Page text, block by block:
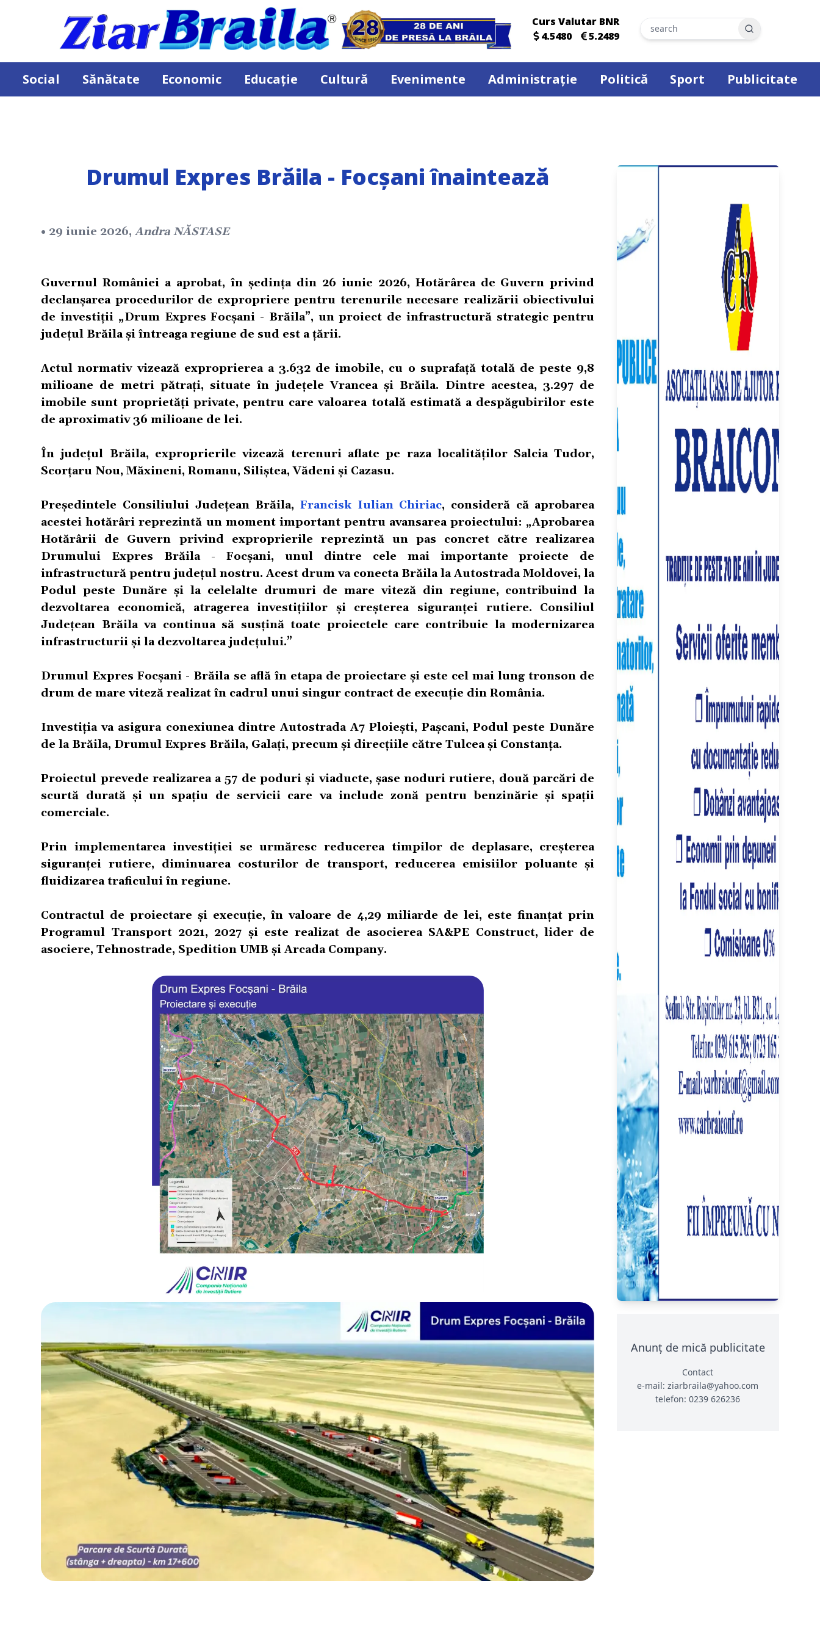
Curs Valutar BNR
4.5480
5.2489
Search
Social Sănătate Economic Educație Cultură Evenimente Administrație Politică Sport Publicitate
Drumul Expres Brăila - Focșani înaintează
• 29 iunie 2026,Andra NĂSTASE
Guvernul României a aprobat, în ședința din 26 iunie 2026, Hotărârea de Guvern privind
declanșarea procedurilor de expropriere pentru terenurile necesare realizării obiectivului
de investiții „Drum Expres Focșani - Brăila”, un proiect de infrastructură strategic pentru
județul Brăila și întreaga regiune de sud est a țării.
Actul normativ vizează exproprierea a 3.632 de imobile, cu o suprafață totală de peste 9,8
milioane de metri pătrați, situate în județele Vrancea și Brăila. Dintre acestea, 3.297 de
imobile sunt proprietăți private, pentru care valoarea totală estimată a despăgubirilor este
de aproximativ 36 milioane de lei.
În județul Brăila, exproprierile vizează terenuri aflate pe raza localităților Salcia Tudor,
Scorțaru Nou, Măxineni, Romanu, Siliștea, Vădeni și Cazasu.
Președintele Consiliului Județean Brăila, Francisk Iulian Chiriac, consideră că aprobarea
acestei hotărâri reprezintă un moment important pentru avansarea proiectului: „Aprobarea
Hotărârii de Guvern privind exproprierile reprezintă un pas concret către realizarea
Drumului Expres Brăila - Focșani, unul dintre cele mai importante proiecte de
infrastructură pentru județul nostru. Acest drum va conecta Brăila la Autostrada Moldovei, la
Podul peste Dunăre și la celelalte drumuri de mare viteză din regiune, contribuind la
dezvoltarea economică, atragerea investițiilor și creșterea siguranței rutiere. Consiliul
Județean Brăila va continua să susțină toate proiectele care contribuie la modernizarea
infrastructurii și la dezvoltarea județului.”
Drumul Expres Focșani - Brăila se află în etapa de proiectare și este cel mai lung tronson de
drum de mare viteză realizat în cadrul unui singur contract de execuție din România.
Investiția va asigura conexiunea dintre Autostrada A7 Ploiești, Pașcani, Podul peste Dunăre
de la Brăila, Drumul Expres Brăila, Galați, precum și direcțiile către Tulcea și Constanța.
Proiectul prevede realizarea a 57 de poduri și viaducte, șase noduri rutiere, două parcări de
scurtă durată și un spațiu de servicii care va include zonă pentru benzinărie și spații
comerciale.
Prin implementarea investiției se urmăresc reducerea timpilor de deplasare, creșterea
siguranței rutiere, diminuarea costurilor de transport, reducerea emisiilor poluante și
fluidizarea traficului în regiune.
Contractul de proiectare și execuție, în valoare de 4,29 miliarde de lei, este finanțat prin
Programul Transport 2021, 2027 și este realizat de asocierea SA&PE Construct, lider de
asociere, Tehnostrade, Spedition UMB și Arcada Company.
Anunț de mică publicitate
Contact
e-mail: ziarbraila@yahoo.com
telefon: 0239 626236